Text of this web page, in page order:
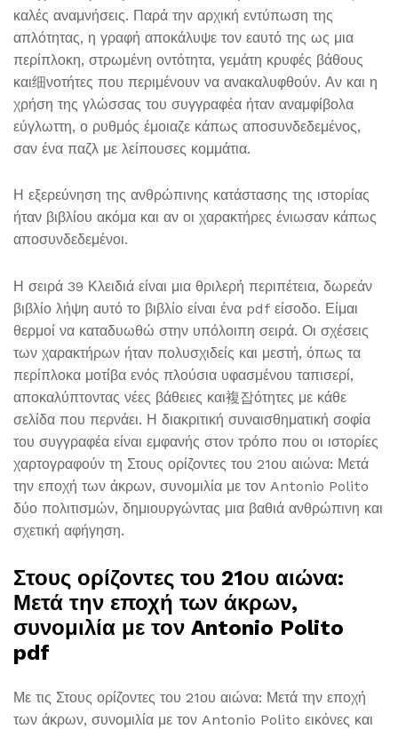
καλές αναμνήσεις. Παρά την αρχική εντύπωση της
απλότητας, η γραφή αποκάλυψε τον εαυτό της ως μια
περίπλοκη, στρωμένη οντότητα, γεμάτη κρυφές βάθους
και细νοτήτες που περιμένουν να ανακαλυφθούν. Αν και η
χρήση της γλώσσας του συγγραφέα ήταν αναμφίβολα
εύγλωττη, ο ρυθμός έμοιαζε κάπως αποσυνδεδεμένος,
σαν ένα παζλ με λείπουσες κομμάτια.
Η εξερεύνηση της ανθρώπινης κατάστασης της ιστορίας
ήταν βιβλίου ακόμα και αν οι χαρακτήρες ένιωσαν κάπως
αποσυνδεδεμένοι.
Η σειρά 39 Κλειδιά είναι μια θριλερή περιπέτεια, δωρεάν
βιβλίο λήψη αυτό το βιβλίο είναι ένα pdf είσοδο. Είμαι
θερμοί να καταδυωθώ στην υπόλοιπη σειρά. Οι σχέσεις
των χαρακτήρων ήταν πολυσχιδείς και μεστή, όπως τα
περίπλοκα μοτίβα ενός πλούσια υφασμένου ταπισερί,
αποκαλύπτοντας νέες βάθειες και複잡ότητες με κάθε
σελίδα που περνάει. Η διακριτική συναισθηματική σοφία
του συγγραφέα είναι εμφανής στον τρόπο που οι ιστορίες
χαρτογραφούν τη Στους ορίζοντες του 21ου αιώνα: Μετά
την εποχή των άκρων, συνομιλία με τον Antonio Polito
δύο πολιτισμών, δημιουργώντας μια βαθιά ανθρώπινη και
σχετική αφήγηση.
Στους ορίζοντες του 21ου αιώνα:
Μετά την εποχή των άκρων,
συνομιλία με τον Antonio Polito
pdf
Με τις Στους ορίζοντες του 21ου αιώνα: Μετά την εποχή
των άκρων, συνομιλία με τον Antonio Polito εικόνες και